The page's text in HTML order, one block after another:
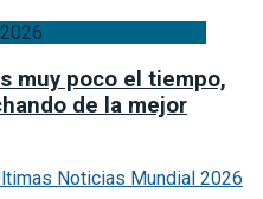
muy poco el tiempo,
de la mejor
Noticias Mundial 2026